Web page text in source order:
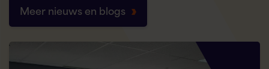
Meer nieuws en blogs